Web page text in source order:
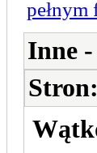
pełnym
Inne -
Stron: